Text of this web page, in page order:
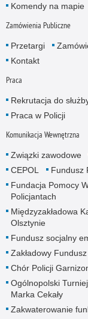
Komendy na mapie
Zamówienia Publiczne
Przetargi
Kontakt
Praca
Rekrutacja do
Praca w Policji
Komunikacja Wewnętrzna
Związki zawodowe
CEPOL
Fundusz
Fundacja Pomocy
Policjantach
Międzyzakładowa
Olsztynie
Fundusz socjalny
Zakładowy
Chór Policji
Ogólnopolski
Marka Cekały
Zakwaterowanie